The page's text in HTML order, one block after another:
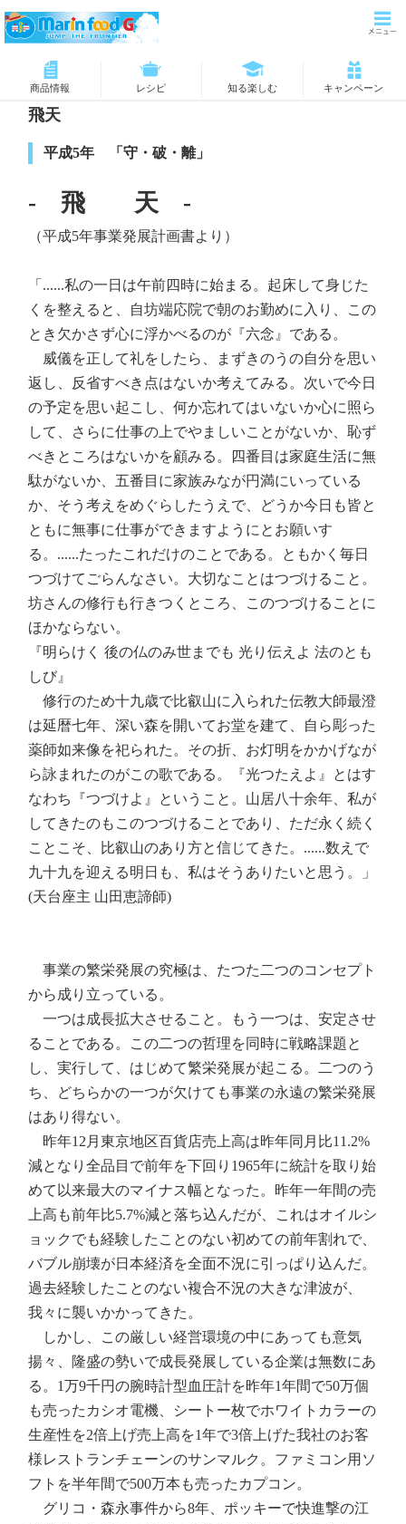
商品情報 レシピ 知る楽しむ キャンペーン
飛天
平成5年 「守・破・離」
- 飛 天 -
（平成5年事業発展計画書より）
「......私の一日は午前四時に始まる。起床して身じた
くを整えると、自坊端応院で朝のお勤めに入り、この
とき欠かさず心に浮かべるのが『六念』である。
威儀を正して礼をしたら、まずきのうの自分を思い
返し、反省すべき点はないか考えてみる。次いで今日
の予定を思い起こし、何か忘れてはいないか心に照ら
して、さらに仕事の上でやましいことがないか、恥ず
べきところはないかを顧みる。四番目は家庭生活に無
駄がないか、五番目に家族みなが円満にいっている
か、そう考えをめぐらしたうえで、どうか今日も皆と
ともに無事に仕事ができますようにとお願いす
る。......たったこれだけのことである。ともかく毎日
つづけてごらんなさい。大切なことはつづけること。
坊さんの修行も行きつくところ、このつづけることに
ほかならない。
『明らけく 後の仏のみ世までも 光り伝えよ 法のとも
しび』
修行のため十九歳で比叡山に入られた伝教大師最澄
は延暦七年、深い森を開いてお堂を建て、自ら彫った
薬師如来像を祀られた。その折、お灯明をかかげなが
ら詠まれたのがこの歌である。『光つたえよ』とはす
なわち『つづけよ』ということ。山居八十余年、私が
してきたのもこのつづけることであり、ただ永く続く
ことこそ、比叡山のあり方と信じてきた。......数えで
九十九を迎える明日も、私はそうありたいと思う。」
(天台座主 山田恵諦師)
事業の繁栄発展の究極は、たつた二つのコンセプト
から成り立っている。
一つは成長拡大させること。もう一つは、安定させ
ることである。この二つの哲理を同時に戦略課題と
し、実行して、はじめて繁栄発展が起こる。二つのう
ち、どちらかの一つが欠けても事業の永遠の繁栄発展
はあり得ない。
昨年12月東京地区百貨店売上高は昨年同月比11.2%
減となり全品目で前年を下回り1965年に統計を取り始
めて以来最大のマイナス幅となった。昨年一年間の売
上高も前年比5.7%減と落ち込んだが、これはオイルシ
ョックでも経験したことのない初めての前年割れで、
バブル崩壊が日本経済を全面不況に引っぱり込んだ。
過去経験したことのない複合不況の大きな津波が、
我々に襲いかかってきた。
しかし、この厳しい経営環境の中にあっても意気
揚々、隆盛の勢いで成長発展している企業は無数にあ
る。1万9千円の腕時計型血圧計を昨年1年間で50万個
も売ったカシオ電機、シートー枚でホワイトカラーの
生産性を2倍上げ売上高を1年で3倍上げた我社のお客
様レストランチェーンのサンマルク。ファミコン用ソ
フトを半年間で500万本も売ったカプコン。
グリコ・森永事件から8年、ポッキーで快進撃の江